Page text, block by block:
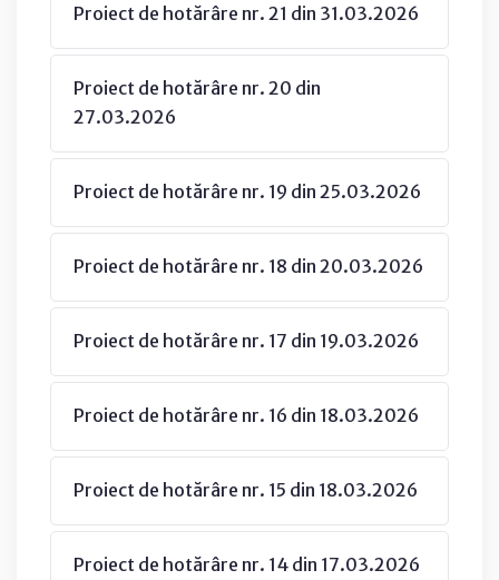
Proiect de hotărâre nr. 21 din 31.03.2026
Proiect de hotărâre nr. 20 din
27.03.2026
Proiect de hotărâre nr. 19 din 25.03.2026
Proiect de hotărâre nr. 18 din 20.03.2026
Proiect de hotărâre nr. 17 din 19.03.2026
Proiect de hotărâre nr. 16 din 18.03.2026
Proiect de hotărâre nr. 15 din 18.03.2026
Proiect de hotărâre nr. 14 din 17.03.2026